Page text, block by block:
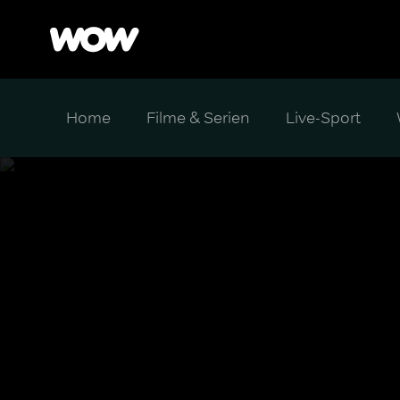
Home Filme & Serien Live-Sport